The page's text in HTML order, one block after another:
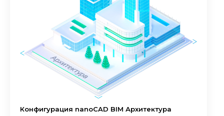
Конфигурация nanoCAD BIM Архитектура